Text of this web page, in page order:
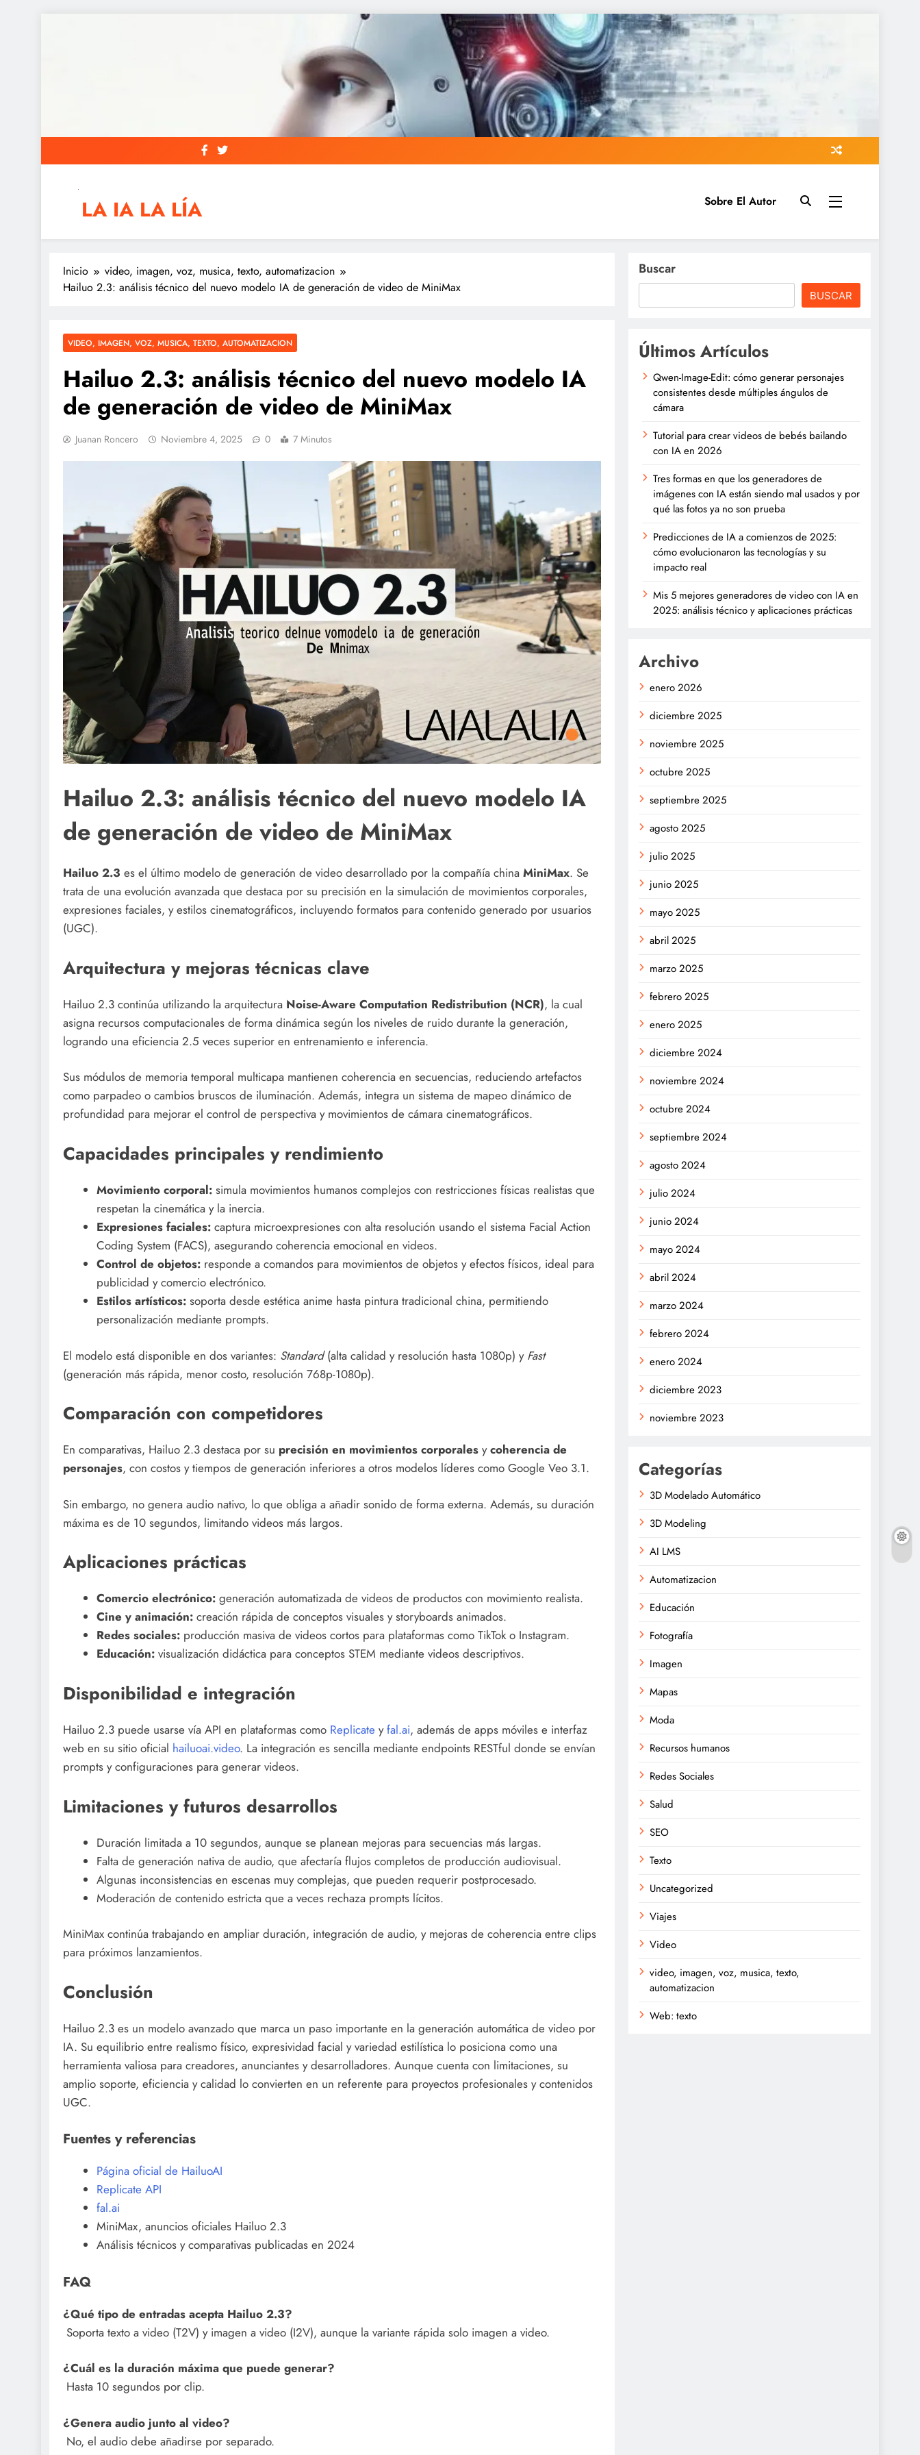
LA IA LA LÍA
IAs AIs, Automation y otras siglas raras
Sobre El Autor
Inicio
video, imagen, voz, musica, texto, automatizacion
Hailuo 2.3: análisis técnico del nuevo modelo IA de generación de video de MiniMax
VIDEO, IMAGEN, VOZ, MUSICA, TEXTO, AUTOMATIZACION
Hailuo 2.3: análisis técnico del nuevo modelo IA
de generación de video de MiniMax
Juanan Roncero Noviembre 4, 2025 0 7 Minutos
Hailuo 2.3: análisis técnico del nuevo modelo IA
de generación de video de MiniMax
Hailuo 2.3 es el último modelo de generación de video desarrollado por la compañía china MiniMax. Se
trata de una evolución avanzada que destaca por su precisión en la simulación de movimientos corporales,
expresiones faciales, y estilos cinematográficos, incluyendo formatos para contenido generado por usuarios
(UGC).
Arquitectura y mejoras técnicas clave
Hailuo 2.3 continúa utilizando la arquitectura Noise-Aware Computation Redistribution (NCR), la cual
asigna recursos computacionales de forma dinámica según los niveles de ruido durante la generación,
logrando una eficiencia 2.5 veces superior en entrenamiento e inferencia.
Sus módulos de memoria temporal multicapa mantienen coherencia en secuencias, reduciendo artefactos
como parpadeo o cambios bruscos de iluminación. Además, integra un sistema de mapeo dinámico de
profundidad para mejorar el control de perspectiva y movimientos de cámara cinematográficos.
Capacidades principales y rendimiento
Movimiento corporal:simula movimientos humanos complejos con restricciones físicas realistas que
respetan la cinemática y la inercia.
Expresiones faciales:captura microexpresiones con alta resolución usando el sistema Facial Action
Coding System (FACS), asegurando coherencia emocional en videos.
Control de objetos:responde a comandos para movimientos de objetos y efectos físicos, ideal para
publicidad y comercio electrónico.
Estilos artísticos:soporta desde estética anime hasta pintura tradicional china, permitiendo
personalización mediante prompts.
El modelo está disponible en dos variantes: Standard(alta calidad y resolución hasta 1080p) y Fast
(generación más rápida, menor costo, resolución 768p-1080p).
Comparación con competidores
En comparativas, Hailuo 2.3 destaca por su precisión en movimientos corporales ycoherencia de
personajes, con costos y tiempos de generación inferiores a otros modelos líderes como Google Veo 3.1.
Sin embargo, no genera audio nativo, lo que obliga a añadir sonido de forma externa. Además, su duración
máxima es de 10 segundos, limitando videos más largos.
Aplicaciones prácticas
Comercio electrónico:generación automatizada de videos de productos con movimiento realista.
Cine y animación:creación rápida de conceptos visuales y storyboards animados.
Redes sociales:producción masiva de videos cortos para plataformas como TikTok o Instagram.
Educación:visualización didáctica para conceptos STEM mediante videos descriptivos.
Disponibilidad e integración
Hailuo 2.3 puede usarse vía API en plataformas como Replicate yfal.ai, además de apps móviles e interfaz
web en su sitio oficial hailuoai.video. La integración es sencilla mediante endpoints RESTful donde se envían
prompts y configuraciones para generar videos.
Limitaciones y futuros desarrollos
Duración limitada a 10 segundos, aunque se planean mejoras para secuencias más largas.
Falta de generación nativa de audio, que afectaría flujos completos de producción audiovisual.
Algunas inconsistencias en escenas muy complejas, que pueden requerir postprocesado.
Moderación de contenido estricta que a veces rechaza prompts lícitos.
MiniMax continúa trabajando en ampliar duración, integración de audio, y mejoras de coherencia entre clips
para próximos lanzamientos.
Conclusión
Hailuo 2.3 es un modelo avanzado que marca un paso importante en la generación automática de video por
IA. Su equilibrio entre realismo físico, expresividad facial y variedad estilística lo posiciona como una
herramienta valiosa para creadores, anunciantes y desarrolladores. Aunque cuenta con limitaciones, su
amplio soporte, eficiencia y calidad lo convierten en un referente para proyectos profesionales y contenidos
UGC.
Fuentes y referencias
Página oficial de HailuoAI
Replicate API
fal.ai
MiniMax, anuncios oficiales Hailuo 2.3
Análisis técnicos y comparativas publicadas en 2024
FAQ
¿Qué tipo de entradas acepta Hailuo 2.3?
Soporta texto a video (T2V) y imagen a video (I2V), aunque la variante rápida solo imagen a video.
¿Cuál es la duración máxima que puede generar?
Hasta 10 segundos por clip.
¿Genera audio junto al video?
No, el audio debe añadirse por separado.
Buscar
BUSCAR
Últimos Artículos
Qwen-Image-Edit: cómo generar personajes
consistentes desde múltiples ángulos de
cámara
Tutorial para crear videos de bebés bailando
con IA en 2026
Tres formas en que los generadores de
imágenes con IA están siendo mal usados y por
qué las fotos ya no son prueba
Predicciones de IA a comienzos de 2025:
cómo evolucionaron las tecnologías y su
impacto real
Mis 5 mejores generadores de video con IA en
2025: análisis técnico y aplicaciones prácticas
Archivo
enero 2026
diciembre 2025
noviembre 2025
octubre 2025
septiembre 2025
agosto 2025
julio 2025
junio 2025
mayo 2025
abril 2025
marzo 2025
febrero 2025
enero 2025
diciembre 2024
noviembre 2024
octubre 2024
septiembre 2024
agosto 2024
julio 2024
junio 2024
mayo 2024
abril 2024
marzo 2024
febrero 2024
enero 2024
diciembre 2023
noviembre 2023
Categorías
3D Modelado Automático
3D Modeling
AI LMS
Automatizacion
Educación
Fotografía
Imagen
Mapas
Moda
Recursos humanos
Redes Sociales
Salud
SEO
Texto
Uncategorized
Viajes
Video
video, imagen, voz, musica, texto,
automatizacion
Web: texto